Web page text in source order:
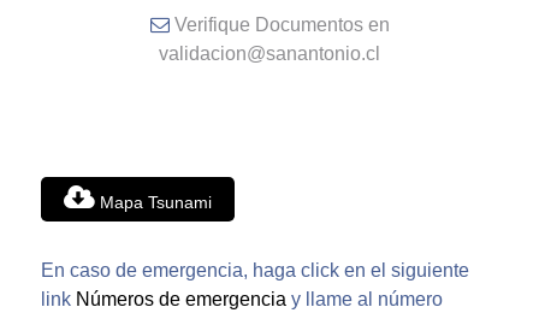
Verifique Documentos en
validacion@sanantonio.cl
Mapa Tsunami
En caso de emergencia, haga click en el siguiente
link Números de emergencia y llame al número